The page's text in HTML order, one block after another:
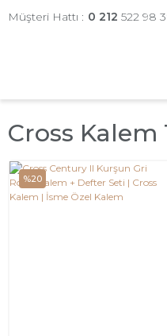
Müşteri Hattı : 0 212 522 98
Cross
%20